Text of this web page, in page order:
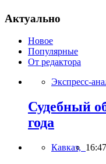
Актуально
Новое
Популярные
От редактора
Экспресс-
Судебный
года
Кавказ, 16:47